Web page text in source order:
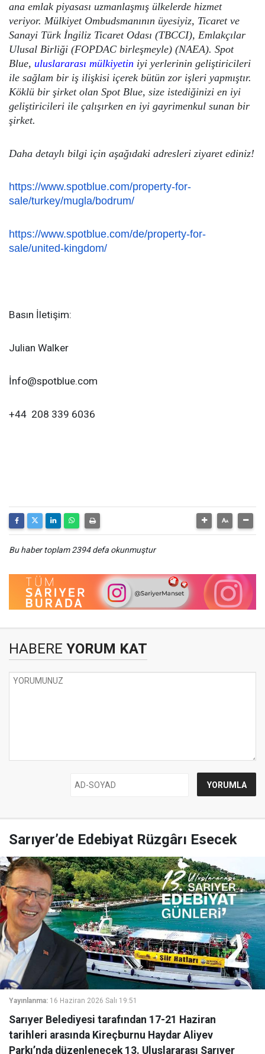
ana emlak piyasası uzmanlaşmış ülkelerde hizmet
veriyor. Mülkiyet Ombudsmanının üyesiyiz, Ticaret ve
Sanayi Türk İngiliz Ticaret Odası (TBCCI), Emlakçılar
Ulusal Birliği (FOPDAC birleşmeyle) (NAEA). Spot
Blue, uluslararası mülkiyetin iyi yerlerinin geliştiricileri
ile sağlam bir iş ilişkisi içerek bütün zor işleri yapmıştır.
Köklü bir şirket olan Spot Blue, size istediğinizi en iyi
geliştiricileri ile çalışırken en iyi gayrimenkul sunan bir
şirket.
Daha detaylı bilgi için aşağıdaki adresleri ziyaret ediniz!
https://www.spotblue.com/property-for-
sale/turkey/mugla/bodrum/
https://www.spotblue.com/de/property-for-
sale/united-kingdom/
Basın İletişim:
Julian Walker
İnfo@spotblue.com
+44 208 339 6036
Bu haber toplam 2394 defa okunmuştur
HABERE YORUM KAT
Sarıyer’de Edebiyat Rüzgârı Esecek
Yayınlanma: 16 Haziran 2026 Salı 19:51
Sarıyer Belediyesi tarafından 17-21 Haziran
tarihleri arasında Kireçburnu Haydar Aliyev
Parkı’nda düzenlenecek 13. Uluslararası Sarıyer